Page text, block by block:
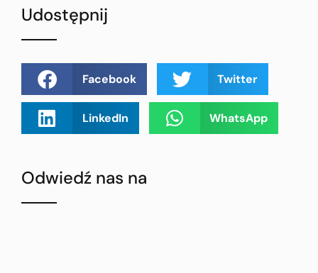
Udostępnij
Facebook Twitter
LinkedIn WhatsApp
Odwiedź nas na